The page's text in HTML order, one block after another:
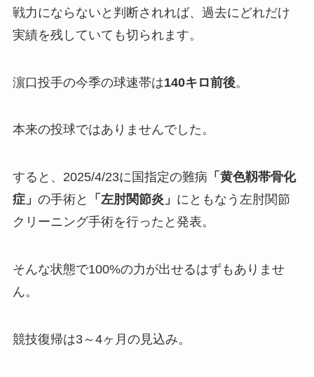
戦力にならないと判断されれば、過去にどれだけ
実績を残していても切られます。
濵口投手の今季の球速帯は140キロ前後。
本来の投球ではありませんでした。
すると、2025/4/23に国指定の難病 「黄色靱帯骨化
症」 の手術と 「左肘関節炎」 にともなう左肘関節
クリーニング手術を行ったと発表。
そんな状態で100%の力が出せるはずもありませ
ん。
競技復帰は3～4ヶ月の見込み。